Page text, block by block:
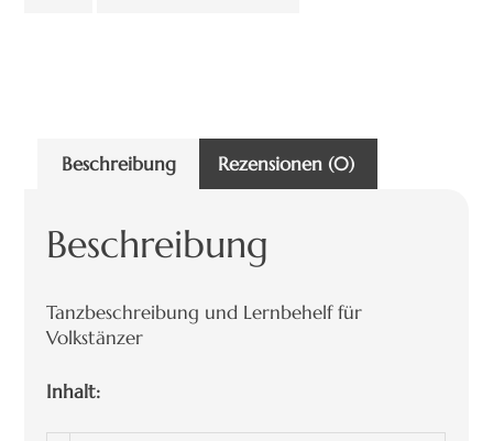
Beschreibung Rezensionen (0)
Beschreibung
Tanzbeschreibung und Lernbehelf für
Volkstänzer
Inhalt: